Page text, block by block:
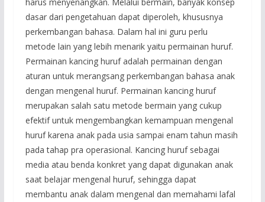
dasar dari pengetahuan dapat diperoleh, khususnya
perkembangan bahasa. Dalam hal ini guru perlu
metode lain yang lebih menarik yaitu permainan huruf.
Permainan kancing huruf adalah permainan dengan
aturan untuk merangsang perkembangan bahasa anak
dengan mengenal huruf. Permainan kancing huruf
merupakan salah satu metode bermain yang cukup
efektif untuk mengembangkan kemampuan mengenal
huruf karena anak pada usia sampai enam tahun masih
pada tahap pra operasional. Kancing huruf sebagai
media atau benda konkret yang dapat digunakan anak
saat belajar mengenal huruf, sehingga dapat
membantu anak dalam mengenal dan memahami lafal